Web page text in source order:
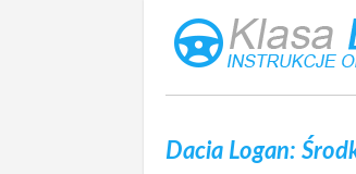
Dacia Logan: